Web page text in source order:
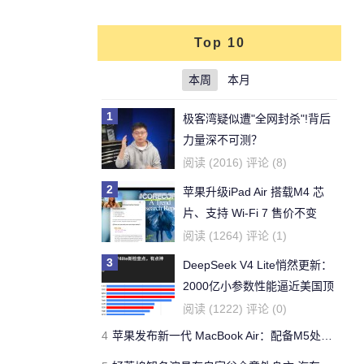
Top 10
本周 本月
1
极客湾疑似遭"全网封杀"!背后
力量深不可测？
阅读 (2016) 评论 (8)
2
苹果升级iPad Air 搭载M4 芯
片、支持 Wi‑Fi 7 售价不变
阅读 (1264) 评论 (1)
3
DeepSeek V4 Lite悄然更新：
2000亿小参数性能逼近美国顶
流
阅读 (1222) 评论 (0)
4 苹果发布新一代 MacBook Air：配备M5处理器 性能、存储与 AI 全面升级 ​